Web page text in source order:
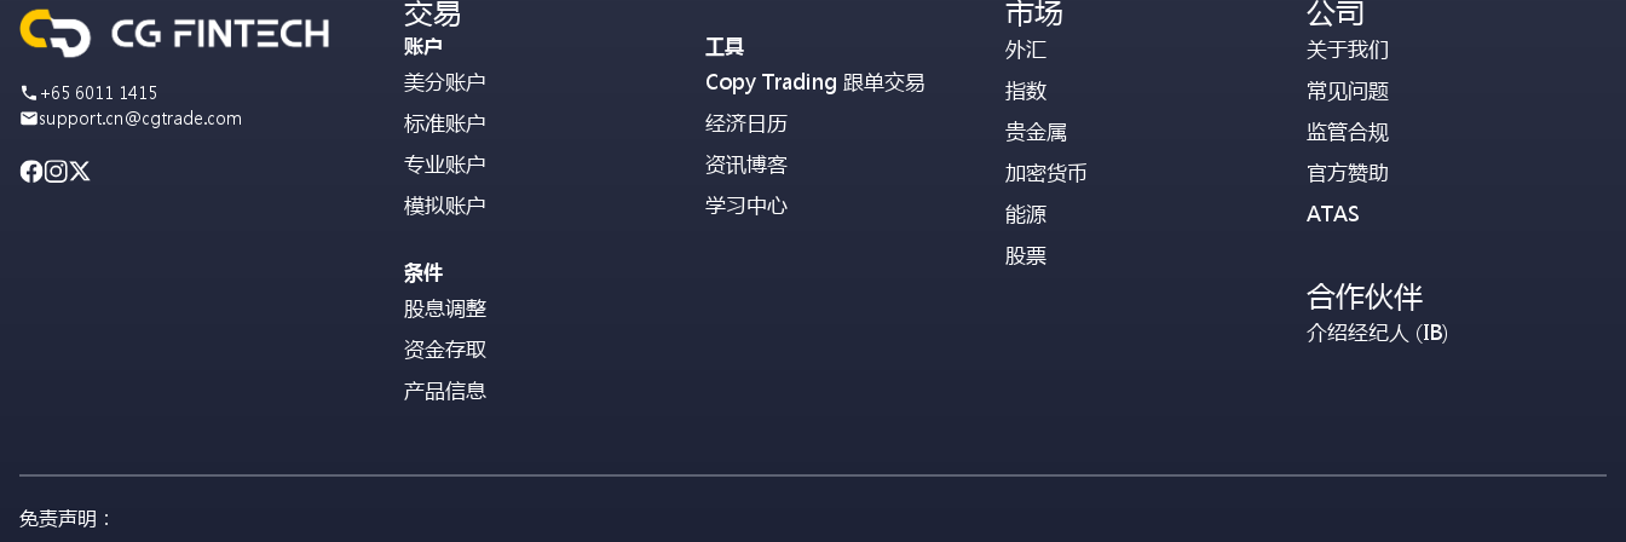
+65 6011 1415
support.cn@cgtrade.com
交易
账户
美分账户
标准账户
专业账户
模拟账户
条件
股息调整
资金存取
产品信息
工具
Copy Trading 跟单交易
经济日历
资讯博客
学习中心
市场
外汇
指数
贵金属
加密货币
能源
股票
公司
关于我们
常见问题
监管合规
官方赞助
ATAS
合作伙伴
介绍经纪人 (IB)
免责声明：